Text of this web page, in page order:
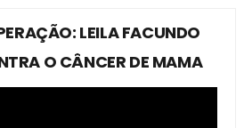
LEILA FACUNDO
O CÂNCER DE MAMA